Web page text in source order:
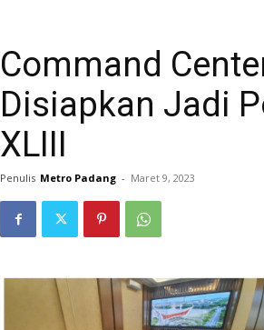
Command
Disiapkan Jadi
XLIII
Penulis Metro Padang - Maret 9, 2023